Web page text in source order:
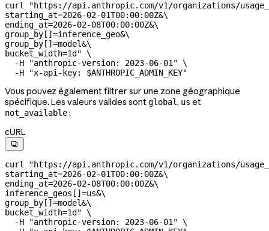
curl "https://api.anthropic.com/v1/organizations/
starting_at=2026-02-01T00:00:00Z&\
ending_at=2026-02-08T00:00:00Z&\
group_by[]=inference_geo&\
group_by[]=model&\
bucket_width=1d" \
  -H
"anthropic-version: 2023-06-01" \
  -H
"x-api-key: $ANTHROPIC_ADMIN_KEY"
Vous pouvez également filtrer sur une zone géographique
spécifique. Les valeurs valides sontglobal, us et
not_available:
cURL

curl "https://api.anthropic.com/v1/organizations/
starting_at=2026-02-01T00:00:00Z&\
ending_at=2026-02-08T00:00:00Z&\
inference_geos[]=us&\
group_by[]=model&\
bucket_width=1d" \
  -H
"anthropic-version: 2023-06-01" \